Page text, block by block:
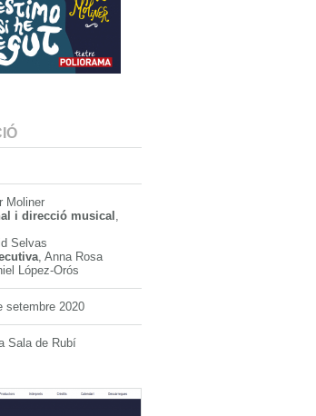
Moliner
i direcció musical ,
Selvas
, Anna Rosa
López-Orós
setembre 2020
Sala de Rubí